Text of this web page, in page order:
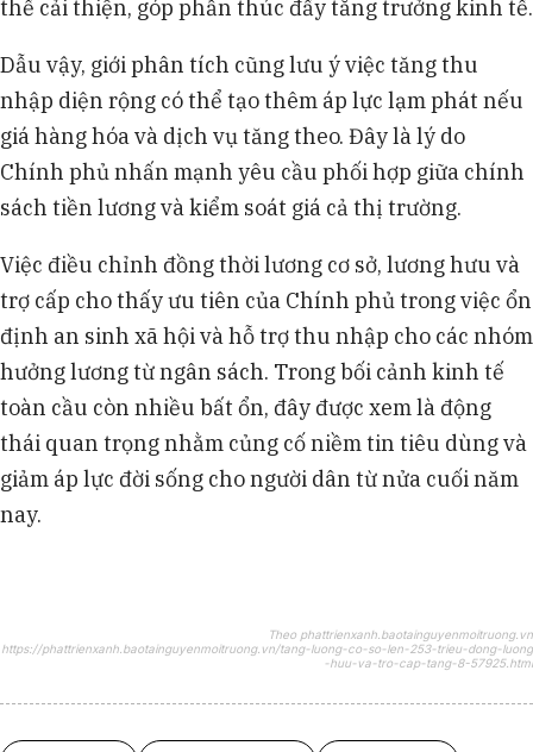
thể cải thiện, góp phần thúc đẩy tăng trưởng kinh tế.
Dẫu vậy, giới phân tích cũng lưu ý việc tăng thu
nhập diện rộng có thể tạo thêm áp lực lạm phát nếu
giá hàng hóa và dịch vụ tăng theo. Đây là lý do
Chính phủ nhấn mạnh yêu cầu phối hợp giữa chính
sách tiền lương và kiểm soát giá cả thị trường.
Việc điều chỉnh đồng thời lương cơ sở, lương hưu và
trợ cấp cho thấy ưu tiên của Chính phủ trong việc ổn
định an sinh xã hội và hỗ trợ thu nhập cho các nhóm
hưởng lương từ ngân sách. Trong bối cảnh kinh tế
toàn cầu còn nhiều bất ổn, đây được xem là động
thái quan trọng nhằm củng cố niềm tin tiêu dùng và
giảm áp lực đời sống cho người dân từ nửa cuối năm
nay.
Theo phattrienxanh.baotainguyenmoitruong.vn
https://phattrienxanh.baotainguyenmoitruong.vn/tang-luong-co-so-len-253-trieu-dong-luong
-huu-va-tro-cap-tang-8-57925.html